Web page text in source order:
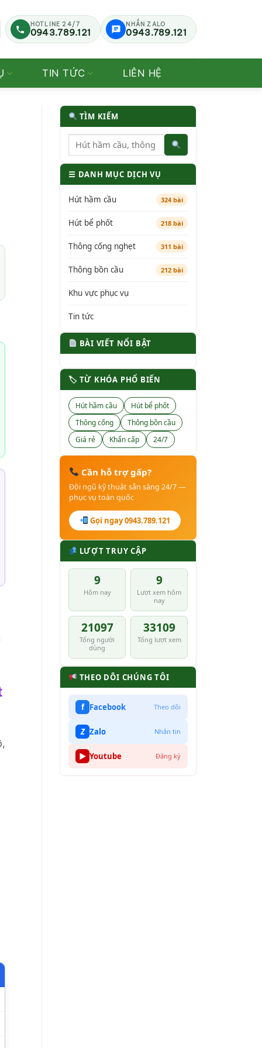
HOTLINE 24/7
0943.789.121
NHẮN ZALO
0943.789.121
TIN TỨC LIÊN HỆ
TÌM KIẾM
☰ DANH MỤC DỊCH VỤ
Hút hầm cầu 324 bài
Hút bể phốt 218 bài
Thông cống nghẹt 311 bài
Thông bồn cầu 212 bài
Khu vực phục vụ
Tin tức
BÀI VIẾT NỔI BẬT
🏷 TỪ KHÓA PHỔ BIẾN
Hút hầm cầu
Hút bể phốt
Thông cống
Thông bồn cầu
Giá rẻ
Khẩn cấp 24/7
Cần hỗ trợ gấp?
Đội ngũ kỹ thuật sẵn sàng 24/7 —
phục vụ toàn quốc
Gọi ngay 0943.789.121
LƯỢT TRUY CẬP
9
Hôm nay
9
Lượt xem hôm
nay
21097
Tổng người
dùng
33109
Tổng lượt xem
THEO DÕI CHÚNG TÔI
f Facebook Theo dõi
Z Zalo Nhắn tin
▶ Youtube Đăng ký